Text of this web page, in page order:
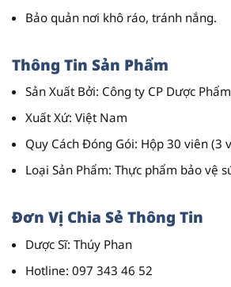
Bảo quản nơi khô ráo, tránh nắng.
Thông Tin Sản Phẩm
Sản Xuất Bởi: Công ty CP Dược
Xuất Xứ: Việt Nam
Quy Cách Đóng Gói: Hộp 30 viên (3
Loại Sản Phẩm: Thực phẩm bảo vệ
Đơn Vị Chia Sẻ Thông Tin
Dược Sĩ: Thúy Phan
Hotline: 097 343 46 52